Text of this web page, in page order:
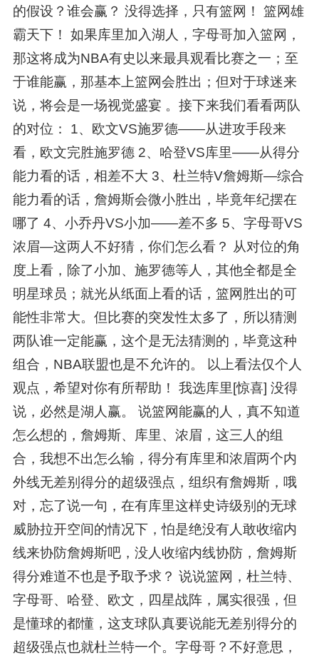
的假设？谁会赢？ 没得选择，只有篮网！ 篮网雄
霸天下！ 如果库里加入湖人，字母哥加入篮网，
那这将成为NBA有史以来最具观看比赛之一；至
于谁能赢，那基本上篮网会胜出；但对于球迷来
说，将会是一场视觉盛宴 。接下来我们看看两队
的对位： 1、欧文VS施罗德——从进攻手段来
看，欧文完胜施罗德 2、哈登VS库里——从得分
能力看的话，相差不大 3、杜兰特V詹姆斯—综合
能力看的话，詹姆斯会微小胜出，毕竟年纪摆在
哪了 4、小乔丹VS小加——差不多 5、字母哥VS
浓眉—这两人不好猜，你们怎么看？ 从对位的角
度上看，除了小加、施罗德等人，其他全都是全
明星球员；就光从纸面上看的话，篮网胜出的可
能性非常大。但比赛的突发性太多了，所以猜测
两队谁一定能赢，这个是无法猜测的，毕竟这种
组合，NBA联盟也是不允许的。 以上看法仅个人
观点，希望对你有所帮助！ 我选库里[惊喜] 没得
说，必然是湖人赢。 说篮网能赢的人，真不知道
怎么想的，詹姆斯、库里、浓眉，这三人的组
合，我想不出怎么输，得分有库里和浓眉两个内
外线无差别得分的超级强点，组织有詹姆斯，哦
对，忘了说一句，在有库里这样史诗级别的无球
威胁拉开空间的情况下，怕是绝没有人敢收缩内
线来协防詹姆斯吧，没人收缩内线协防，詹姆斯
得分难道不也是予取予求？ 说说篮网，杜兰特、
字母哥、哈登、欧文，四星战阵，属实很强，但
是懂球的都懂，这支球队真要说能无差别得分的
超级强点也就杜兰特一个。字母哥？不好意思，